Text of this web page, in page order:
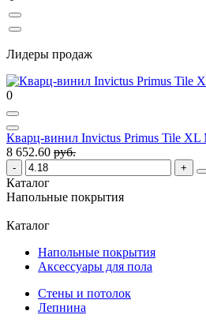
Лидеры продаж
0
Кварц-винил Invictus Primus Tile XL
8 652.60 руб.
Каталог
Напольные покрытия
Каталог
Напольные покрытия
Аксессуары для пола
Стены и потолок
Лепнина